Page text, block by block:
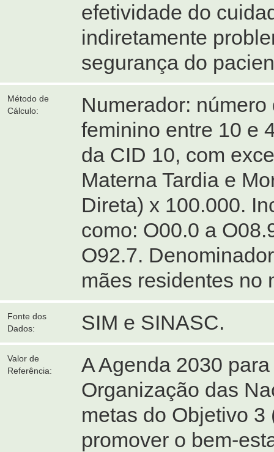
efetividade do
indiretamente
segurança do
Método de
Cálculo:
Numerador:
feminino entre 10 e
da CID 10, com
Materna Tardia e
Direta) x 100.000.
como: O00.0 a
O92.7.
mães residentes no
Fonte dos
Dados:
SIM e SINASC.
Valor de
Referência:
A Agenda 2030
Organização das
metas do Objetivo
promover o bem-